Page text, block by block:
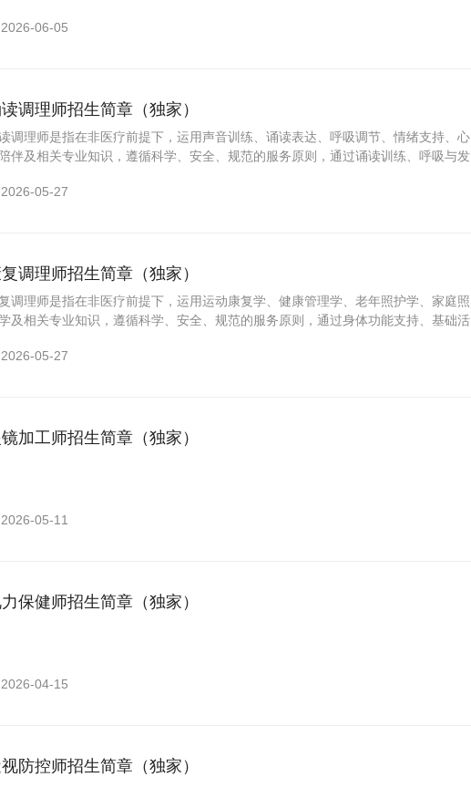
技术人才。
2026-06-05
调理师招生简章（独家）
调理师是指在非医疗前提下，运用声音训练、诵读表达、呼吸调节、情绪支持、心
伴及相关专业知识，遵循科学、安全、规范的服务原则，通过诵读训练、呼吸与发
力、提升内在稳定感与心理舒适度的专业服务人员。
2026-05-27
调理师招生简章（独家）
调理师是指在非医疗前提下，运用运动康复学、健康管理学、老年照护学、家庭照
及相关专业知识，遵循科学、安全、规范的服务原则，通过身体功能支持、基础活
态、提升生活舒适度与基础自理能力的专业服务人员。
2026-05-27
加工师招生简章（独家）
2026-05-11
保健师招生简章（独家）
2026-04-15
防控师招生简章（独家）